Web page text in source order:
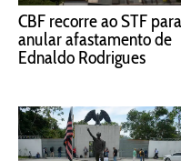
CBF recorre ao STF para
anular afastamento de
Ednaldo Rodrigues